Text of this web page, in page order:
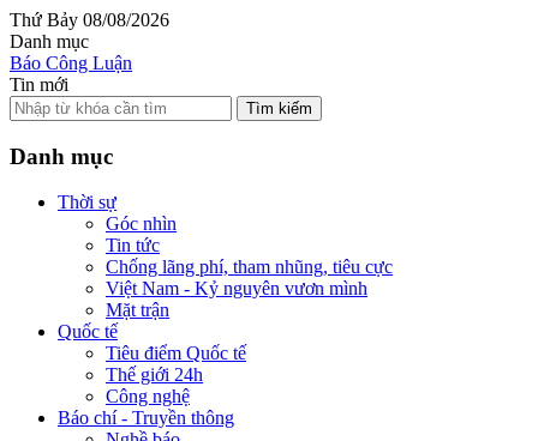
Thứ Bảy 08/08/2026
Danh mục
Báo Công Luận
Tin mới
Tìm kiếm
Danh mục
Thời sự
Góc nhìn
Tin tức
Chống lãng phí, tham nhũng, tiêu cực
Việt Nam - Kỷ nguyên vươn mình
Mặt trận
Quốc tế
Tiêu điểm Quốc tế
Thế giới 24h
Công nghệ
Báo chí - Truyền thông